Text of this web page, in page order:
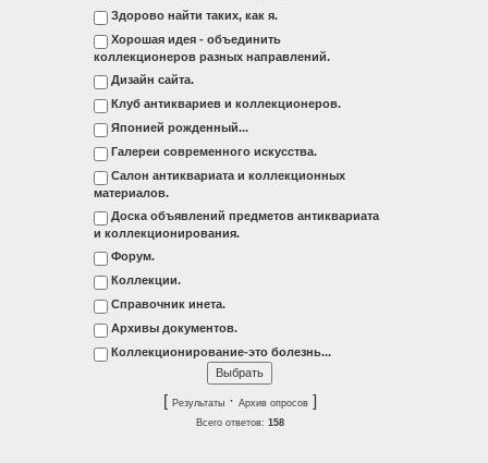
Здорово найти таких, как я.
Хорошая идея - объединить
коллекционеров разных направлений.
Дизайн сайта.
Клуб антиквариев и коллекционеров.
Японией рожденный...
Галереи современного искусства.
Салон антиквариата и коллекционных
материалов.
Доска объявлений предметов антиквариата
и коллекционирования.
Форум.
Коллекции.
Справочник инета.
Архивы документов.
Коллекционирование-это болезнь...
[ Результаты· Архив опросов]
Всего ответов: 158